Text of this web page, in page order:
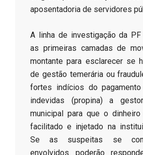
aposentadoria de servidores
​A linha de investigação da
as primeiras camadas de
montante para esclarecer se
de gestão temerária ou
fortes indícios do
indevidas (propina) a
municipal para que o
facilitado e injetado na
Se as suspeitas se
envolvidos poderão